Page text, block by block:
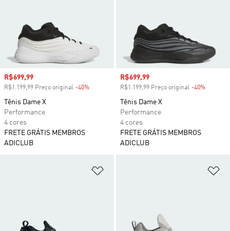
Preço com desconto
R$699,99
R$1.199,99 Preço original -40%
Tênis Dame X
Performance
4 cores
FRETE GRÁTIS MEMBROS
ADICLUB
Preço com desconto
R$699,99
R$1.199,99 Preço original -40%
Tênis Dame X
Performance
4 cores
FRETE GRÁTIS MEMBROS
ADICLUB